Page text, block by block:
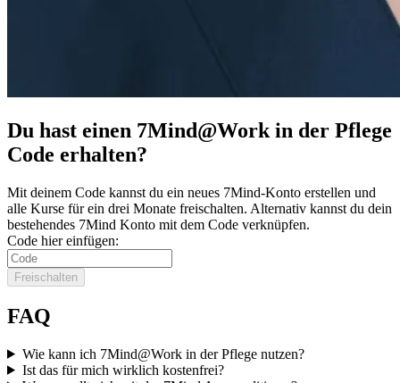
Du hast einen 7Mind@Work in der Pflege
Code erhalten?
Mit deinem Code kannst du ein neues 7Mind-Konto erstel­len und
alle Kurse für ein drei Monate frei­schal­ten. Alternativ kannst du dein
bestehendes 7Mind Konto mit dem Code verknüpfen.
Code hier einfügen:
Freischalten
FAQ
Wie kann ich 7Mind@Work in der Pflege nutzen?
Ist das für mich wirklich kostenfrei?